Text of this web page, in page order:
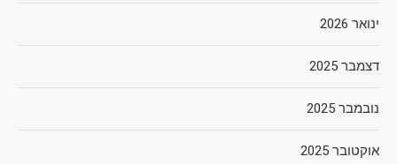
ינואר 2026
דצמבר 2025
נובמבר 2025
אוקטובר 2025